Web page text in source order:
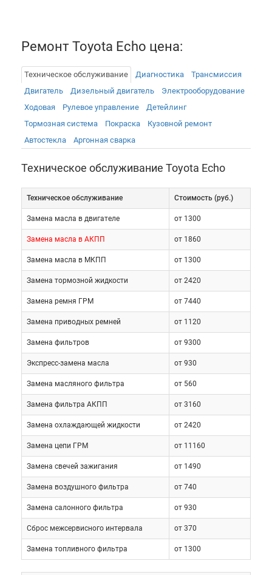
Машины японских марок особенно требовательны
к качеству сервисных работ. Вмешательство
ухудшению состояния высокотехнологичных
агрегатов, узлов и систем транспортного средства.
Самостоятельное устранение проблемы в этом
случае только усложнит ситуацию, что повысит
стоимость работы профессионалов. У
официальных дилеров авто починят, но за это
придется заплатить внушительную сумму.
Сохранить денежные средства и вернуть машину в
исправное состояние поможет обращение в центр
«Токио Сервис».
У нас недорого проведут:
ремонт автомобиля Toyota Echo;
техническое обслуживание Toyota
Echo;
шиномонтаж Toyota Echo;
Ремонт Toyota Echo цена:
Техническое обслуживание Диагностика
Трансмиссия
Двигатель
Дизельный двигатель
Электрооборудованиe
Ходовая
Рулевое управление
Детейлинг
Тормозная система
Покраска
Кузовной ремонт
Автостекла
Аргонная сварка
Техническое обслуживание Toyota Echo
Техническое обслуживание Cтоимость (руб.)
Замена масла в двигателе от 1300
Замена масла в АКПП от 1860
Замена масла в МКПП от 1300
Замена тормозной жидкости от 2420
Замена ремня ГРМ от 7440
Замена приводных ремней от 1120
Замена фильтров от 9300
Экспресс-замена масла от 930
Замена масляного фильтра от 560
Замена фильтра АКПП от 3160
Замена охлаждающей жидкости от 2420
Замена цепи ГРМ от 11160
Замена свечей зажигания от 1490
Замена воздушного фильтра от 740
Замена салонного фильтра от 930
Сброс межсервисного интервала от 370
Замена топливного фильтра от 1300